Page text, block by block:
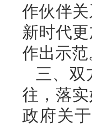
作伙伴
新时代
作出示范
三、
往，落
政府关